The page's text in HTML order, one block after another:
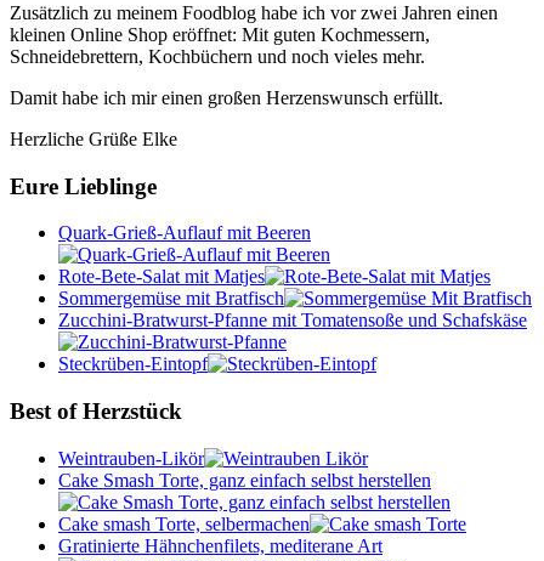
Zusätzlich zu meinem Foodblog habe ich vor zwei Jahren einen
kleinen Online Shop eröffnet: Mit guten Kochmessern,
Schneidebrettern, Kochbüchern und noch vieles mehr.
Damit habe ich mir einen großen Herzenswunsch erfüllt.
Herzliche Grüße Elke
Eure Lieblinge
Quark-Grieß-Auflauf mit Beeren
Rote-Bete-Salat mit Matjes
Sommergemüse mit Bratfisch
Zucchini-Bratwurst-Pfanne mit Tomatensoße und Schafskäse
Steckrüben-Eintopf
Best of Herzstück
Weintrauben-Likör
Cake Smash Torte, ganz einfach selbst herstellen
Cake smash Torte, selbermachen
Gratinierte Hähnchenfilets, mediterane Art